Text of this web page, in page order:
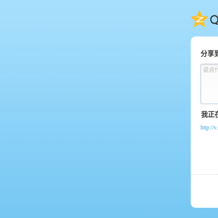
QQ
分享
说点
http://